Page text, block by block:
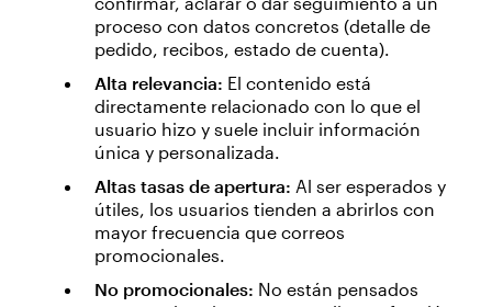
proceso con datos concretos (detalle de
pedido, recibos, estado de cuenta).
Alta relevancia: El contenido está
directamente relacionado con lo que el
usuario hizo y suele incluir información
única y personalizada.
Altas tasas de apertura: Al ser esperados y
útiles, los usuarios tienden a abrirlos con
mayor frecuencia que correos
promocionales.
No promocionales: No están pensados